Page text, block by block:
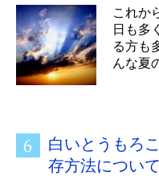
これか
日も多
る方も
んな夏
白いとうもろ
存方法につい